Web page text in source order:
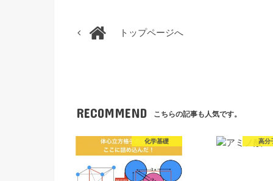
トップページへ
RECOMMEND こちらの記事も人気です。
化学基礎 高分